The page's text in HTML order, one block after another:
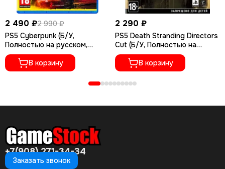
2 490 ₽2 990 ₽
PS5 Cyberpunk (Б/У,
Полностью на русском,
PPSA-04027)
В корзину
2 290 ₽
PS5 Death Stranding Directors
Cut (Б/У, Полностью на
русском языке, PPSA-01968)
В корзину
+7(908) 271-34-34
Заказать звонок